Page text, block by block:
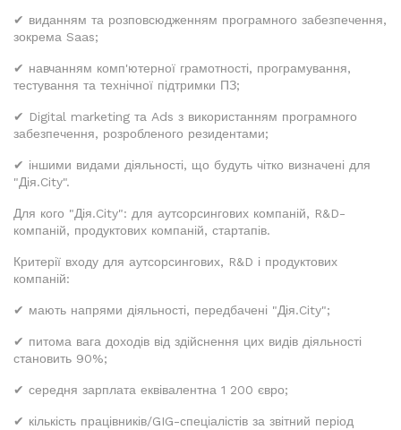
✔ виданням та розповсюдженням програмного забезпечення,
зокрема Saas;
✔ навчанням комп'ютерної грамотності, програмування,
тестування та технічної підтримки ПЗ;
✔ Digital marketing та Ads з використанням програмного
забезпечення, розробленого резидентами;
✔ іншими видами діяльності, що будуть чітко визначені для
"Дія.City".
Для кого "Дія.City": для аутсорсингових компаній, R&D-
компаній, продуктових компаній, стартапів.
Критерії входу для аутсорсингових, R&D і продуктових
компаній:
✔ мають напрями діяльності, передбачені "Дія.City";
✔ питома вага доходів від здійснення цих видів діяльності
становить 90%;
✔ середня зарплата еквівалентна 1 200 євро;
✔ кількість працівників/GIG-спеціалістів за звітний період